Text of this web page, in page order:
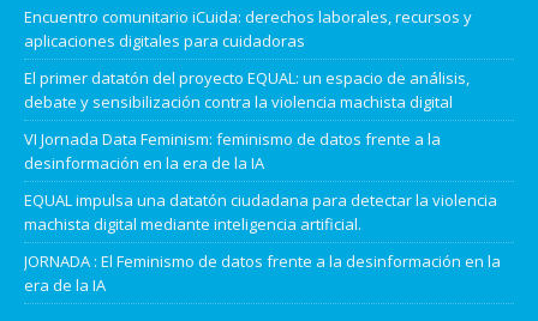
Encuentro comunitario iCuida: derechos laborales, recursos y
aplicaciones digitales para cuidadoras
El primer datatón del proyecto EQUAL: un espacio de análisis,
debate y sensibilización contra la violencia machista digital
VI Jornada Data Feminism: feminismo de datos frente a la
desinformación en la era de la IA
EQUAL impulsa una datatón ciudadana para detectar la violencia
machista digital mediante inteligencia artificial.
JORNADA : El Feminismo de datos frente a la desinformación en la
era de la IA